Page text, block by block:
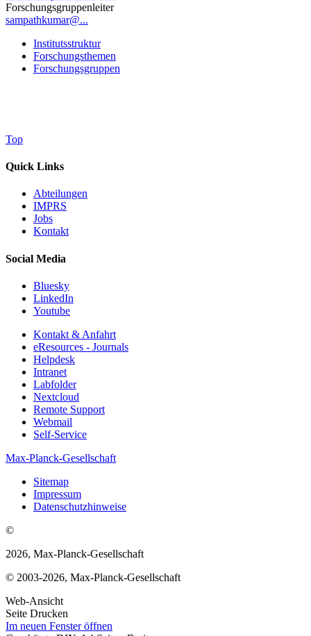
Forschungsgruppenleiter
sampathkumar@...
Institutsstruktur
Forschungsthemen
Forschungsgruppen
Top
Quick Links
Abteilungen
IMPRS
Jobs
Kontakt
Social Media
Bluesky
LinkedIn
Youtube
Kontakt & Anfahrt
eResources - Journals
Helpdesk
Intranet
Labfolder
Nextcloud
Remote Support
Webmail
Self-Service
Max-Planck-Gesellschaft
Sitemap
Impressum
Datenschutzhinweise
©
2026, Max-Planck-Gesellschaft
© 2003-2026, Max-Planck-Gesellschaft
Web-Ansicht
Seite Drucken
Im neuen Fenster öffnen